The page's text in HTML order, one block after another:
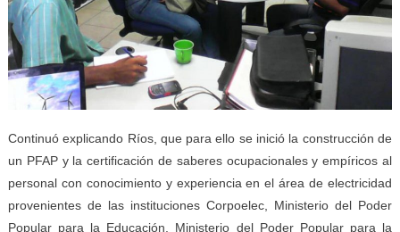
Continuó explicando Ríos, que para ello se inició la construcción de
un PFAP y la certificación de saberes ocupacionales y empíricos al
personal con conocimiento y experiencia en el área de electricidad
provenientes de las instituciones Corpoelec, Ministerio del Poder
Popular para la Educación, Ministerio del Poder Popular para la